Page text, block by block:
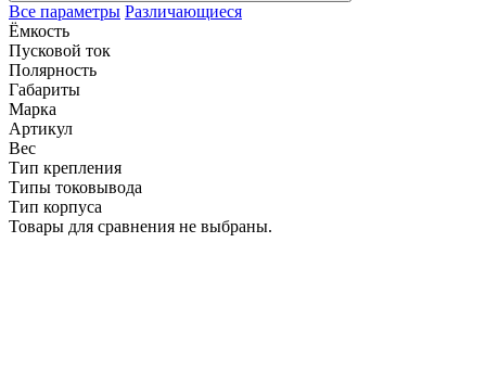
Все параметры Различающиеся
Ёмкость
Пусковой ток
Полярность
Габариты
Марка
Артикул
Вес
Тип крепления
Типы токовывода
Тип корпуса
Товары для сравнения не выбраны.